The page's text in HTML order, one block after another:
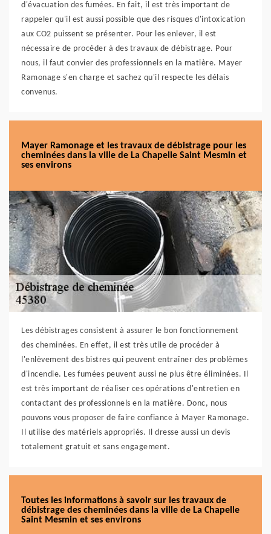
d'évacuation des fumées. En fait, il est très important de
rappeler qu'il est aussi possible que des risques d'intoxication
aux CO2 puissent se présenter. Pour les enlever, il est
nécessaire de procéder à des travaux de débistrage. Pour
nous, il faut convier des professionnels en la matière. Mayer
Ramonage s'en charge et sachez qu'il respecte les délais
convenus.
Mayer Ramonage et les travaux de débistrage pour les
cheminées dans la ville de La Chapelle Saint Mesmin et
ses environs
Les débistrages consistent à assurer le bon fonctionnement
des cheminées. En effet, il est très utile de procéder à
l'enlèvement des bistres qui peuvent entraîner des problèmes
d'incendie. Les fumées peuvent aussi ne plus être éliminées. Il
est très important de réaliser ces opérations d'entretien en
contactant des professionnels en la matière. Donc, nous
pouvons vous proposer de faire confiance à Mayer Ramonage.
Il utilise des matériels appropriés. Il dresse aussi un devis
totalement gratuit et sans engagement.
Toutes les informations à savoir sur les travaux de
débistrage des cheminées dans la ville de La Chapelle
Saint Mesmin et ses environs